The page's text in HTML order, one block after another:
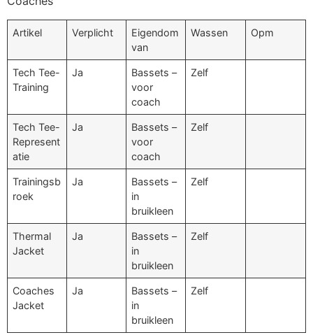
Artikel Verplicht
Eigendom
van
Wassen Opm
Tech Tee-
Training
Ja
Bassets –
voor
coach
Zelf
Tech Tee-
Represent
atie
Ja
Bassets –
voor
coach
Zelf
Trainingsb
roek
Ja
Bassets –
in
bruikleen
Zelf
Thermal
Jacket
Ja
Bassets –
in
bruikleen
Zelf
Coaches
Jacket
Ja
Bassets –
in
bruikleen
Zelf